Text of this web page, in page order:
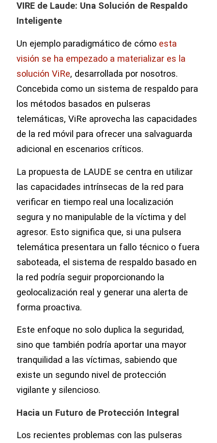
VIRE de Laude: Una Solución de Respaldo
Inteligente
Un ejemplo paradigmático de cómo esta
visión se ha empezado a materializar es la
solución ViRe, desarrollada por nosotros.
Concebida como un sistema de respaldo para
los métodos basados en pulseras
telemáticas, ViRe aprovecha las capacidades
de la red móvil para ofrecer una salvaguarda
adicional en escenarios críticos.
La propuesta de LAUDE se centra en utilizar
las capacidades intrínsecas de la red para
verificar en tiempo real una localización
segura y no manipulable de la víctima y del
agresor. Esto significa que, si una pulsera
telemática presentara un fallo técnico o fuera
saboteada, el sistema de respaldo basado en
la red podría seguir proporcionando la
geolocalización real y generar una alerta de
forma proactiva.
Este enfoque no solo duplica la seguridad,
sino que también podría aportar una mayor
tranquilidad a las víctimas, sabiendo que
existe un segundo nivel de protección
vigilante y silencioso.
Hacia un Futuro de Protección Integral
Los recientes problemas con las pulseras